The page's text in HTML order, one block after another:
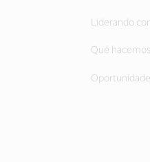
Liderando
Qué hacemos